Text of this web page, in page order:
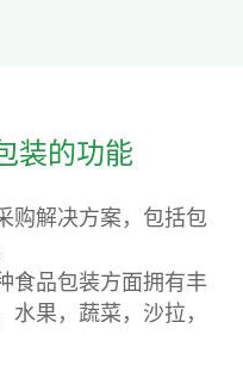
装的功能
购解决方案，包括包
食品包装方面拥有丰
果，蔬菜，沙拉，